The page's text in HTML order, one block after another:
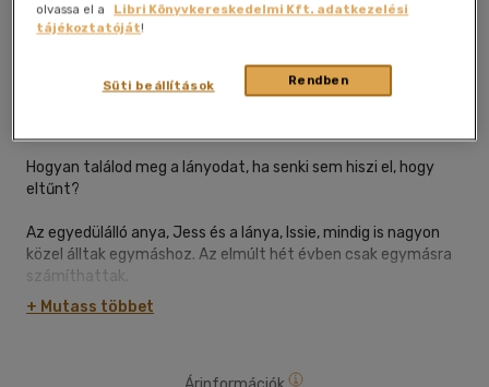
Kívánságlistához adom Megosztom
Álomgyár Kiadó|2026|magyar nyelvű|kartonált|
Hogyan találod meg a lányodat, ha senki sem hiszi el, hogy
eltűnt?
Az egyedülálló anya, Jess és a lánya, Issie, mindig is nagyon
közel álltak egymáshoz. Az elmúlt hét évben csak egymásra
számíthattak.
Aztán belép az életükbe Dylan...
+ Mutass többet
olvassa el a
Libri Könyvkereskedelmi Kft. adatkezelési
tájékoztatóját!
Rendben
Süti beállítások